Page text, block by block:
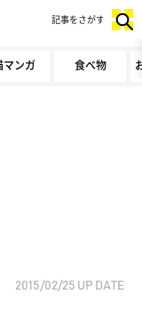
マンガ 食べ物
記事をさがす
2015/02/25 UP DATE